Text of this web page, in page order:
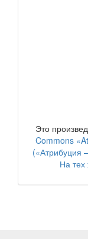
Это
Commons
(«Атрибуция
На